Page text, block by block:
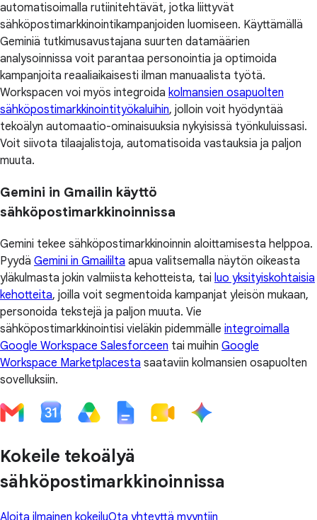
automatisoimalla rutiinitehtävät, jotka liittyvät
sähköpostimarkkinointikampanjoiden luomiseen. Käyttämällä
Geminiä tutkimusavustajana suurten datamäärien
analysoinnissa voit parantaa personointia ja optimoida
kampanjoita reaaliaikaisesti ilman manuaalista työtä.
Workspacen voi myös integroida kolmansien osapuolten
sähköpostimarkkinointityökaluihin, jolloin voit hyödyntää
tekoälyn automaatio-ominaisuuksia nykyisissä työnkuluissasi.
Voit siivota tilaajalistoja, automatisoida vastauksia ja paljon
muuta.
Gemini in Gmailin käyttö
sähköpostimarkkinoinnissa
Gemini tekee sähköpostimarkkinoinnin aloittamisesta helppoa.
Pyydä Gemini in Gmaililta apua valitsemalla näytön oikeasta
yläkulmasta jokin valmiista kehotteista, tai luo yksityiskohtaisia
kehotteita, joilla voit segmentoida kampanjat yleisön mukaan,
personoida tekstejä ja paljon muuta. Vie
sähköpostimarkkinointisi vieläkin pidemmälle integroimalla
Google Workspace Salesforceen tai muihin Google
Workspace Marketplacesta saataviin kolmansien osapuolten
sovelluksiin.
Kokeile tekoälyä
sähköpostimarkkinoinnissa